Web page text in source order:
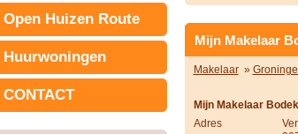
Open Huizen Route
Huurwoningen
CONTACT
Mijn Makelaar
Makelaar»
Mijn Makelaar
Adres